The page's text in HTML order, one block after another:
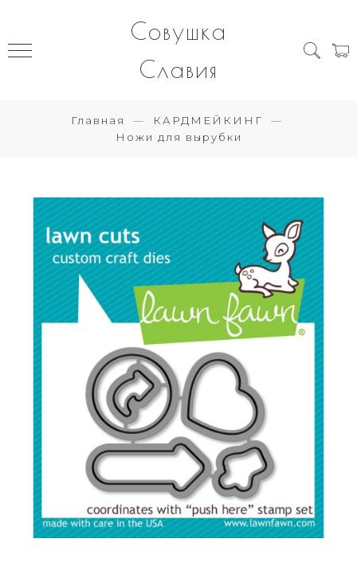
Совушка
Славия
Главная
КАРДМЕЙКИНГ
Ножи для вырубки